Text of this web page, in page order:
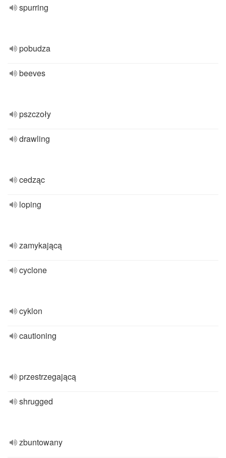
spurring
pobudza
beeves
pszczoły
drawling
cedząc
loping
zamykającą
cyclone
cyklon
cautioning
przestrzegającą
shrugged
zbuntowany